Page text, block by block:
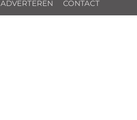
ADVERTEREN CONTACT